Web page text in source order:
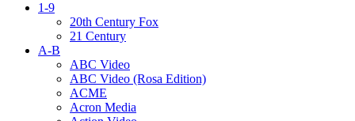
1-9
20th Century Fox
21 Century
A-B
ABC Video
ABC Video (Rosa Edition)
ACME
Acron Media